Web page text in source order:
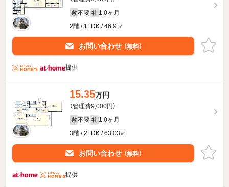
敷 不要 礼 1.0ヶ月
2階 / 1LDK / 46.9㎡
お問い合わせ （無料）
提供
15.35万円
（管理費9,000円）
敷 不要 礼 1.0ヶ月
3階 / 2LDK / 63.03㎡
お問い合わせ （無料）
提供